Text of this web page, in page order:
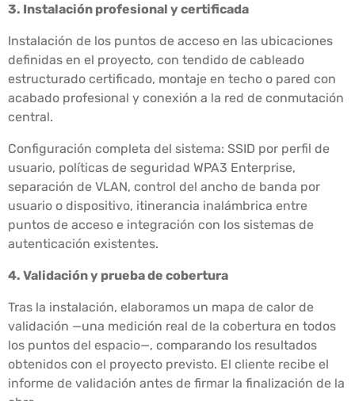
3. Instalación profesional y certificada
Instalación de los puntos de acceso en las ubicaciones
definidas en el proyecto, con tendido de cableado
estructurado certificado, montaje en techo o pared con
acabado profesional y conexión a la red de conmutación
central.
Configuración completa del sistema: SSID por perfil de
usuario, políticas de seguridad WPA3 Enterprise,
separación de VLAN, control del ancho de banda por
usuario o dispositivo, itinerancia inalámbrica entre
puntos de acceso e integración con los sistemas de
autenticación existentes.
4. Validación y prueba de cobertura
Tras la instalación, elaboramos un mapa de calor de
validación —una medición real de la cobertura en todos
los puntos del espacio—, comparando los resultados
obtenidos con el proyecto previsto. El cliente recibe el
informe de validación antes de firmar la finalización de la